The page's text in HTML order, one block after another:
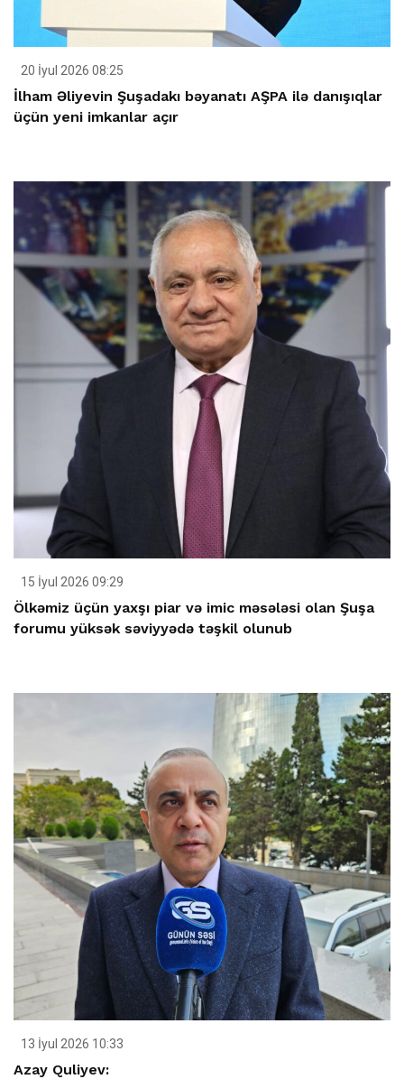
20 İyul 2026 08:25
İlham Əliyevin Şuşadakı bəyanatı AŞPA ilə danışıqlar
üçün yeni imkanlar açır
15 İyul 2026 09:29
Ölkəmiz üçün yaxşı piar və imic məsələsi olan Şuşa
forumu yüksək səviyyədə təşkil olunub
13 İyul 2026 10:33
Azay Quliyev: